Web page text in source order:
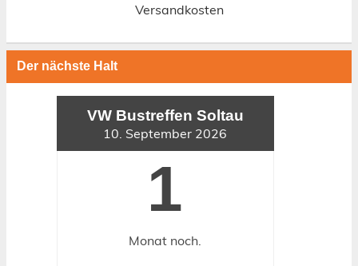
Versandkosten
Der nächste Halt
VW Bustreffen Soltau
10. September 2026
1
Monat noch.